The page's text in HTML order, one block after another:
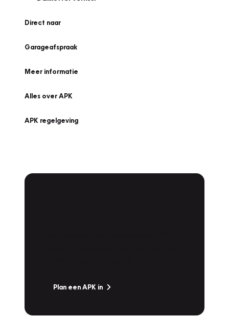
Direct naar
Garageafspraak
Meer informatie
Alles over APK
APK regelgeving
Plan een APK in